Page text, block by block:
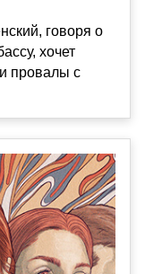
говоря о
хочет
провалы с